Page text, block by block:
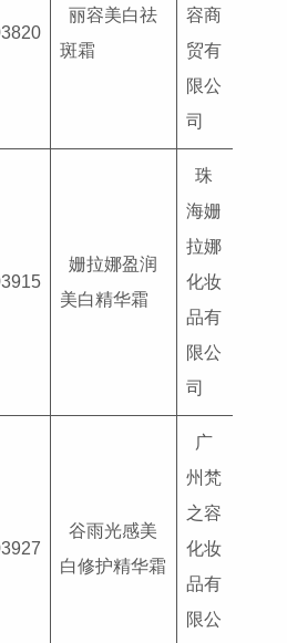
丽容美白祛
斑霜
容商
贸有
限公
司
姗拉娜盈润
美白精华霜
珠
海姗
拉娜
化妆
品有
限公
司
谷雨光感美
白修护精华霜
广
州梵
之容
化妆
品有
限公